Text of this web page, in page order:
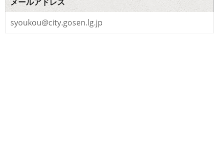
syoukou@city.gosen.lg.jp